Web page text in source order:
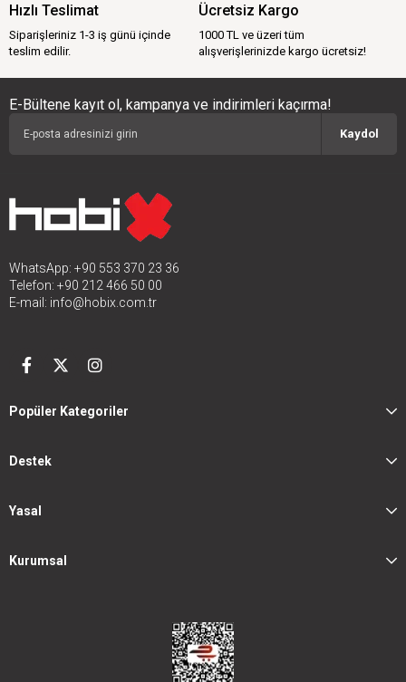
Hızlı Teslimat
Siparişleriniz 1-3 iş günü içinde
teslim edilir.
Ücretsiz Kargo
1000 TL ve üzeri tüm
alışverişlerinizde kargo ücretsiz!
E-Bültene kayıt ol, kampanya ve indirimleri kaçırma!
Kaydol
WhatsApp: +90 553 370 23 36
Telefon: +90 212 466 50 00
E-mail: info@hobix.com.tr
Popüler Kategoriler
Destek
Yasal
Kurumsal